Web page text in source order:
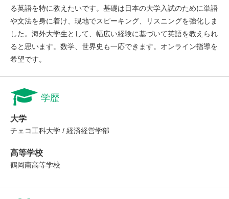
る英語を特に教えたいです。基礎は日本の大学入試のために単語
や文法を身に着け、現地でスピーキング、リスニングを強化しま
した。海外大学生として、幅広い経験に基づいて英語を教えられ
ると思います。数学、世界史も一応できます。オンライン指導を
希望です。
学歴
大学
チェコ工科大学 / 経済経営学部
高等学校
鶴岡南高等学校